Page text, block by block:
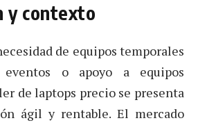
y contexto
de equipos temporales
eventos o apoyo a equipos
de laptops precio se presenta
ágil y rentable. El mercado